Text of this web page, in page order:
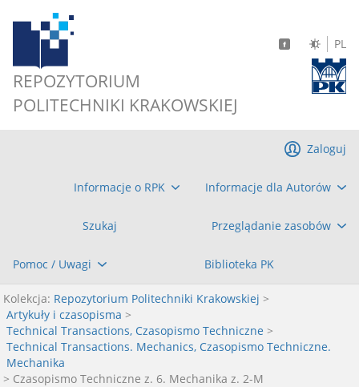
REPOZYTORIUM
POLITECHNIKI KRAKOWSKIEJ
PL
Informacje o RPK Informacje dla Autorów
Szukaj Przeglądanie zasobów
Pomoc / Uwagi Biblioteka PK
Zaloguj
Kolekcja: Repozytorium Politechniki Krakowskiej >
Artykuły i czasopisma >
Technical Transactions, Czasopismo Techniczne >
Technical Transactions. Mechanics, Czasopismo Techniczne.
Mechanika
> Czasopismo Techniczne z. 6. Mechanika z. 2-M